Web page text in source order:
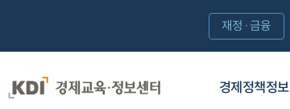
경제정책정보
재정·금융